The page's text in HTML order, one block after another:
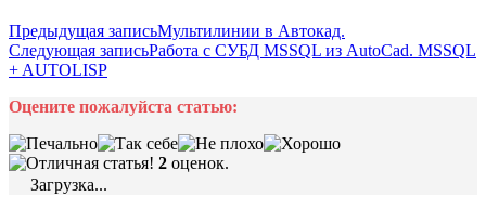
Предыдущая записьМультилинии в Автокад.
Следующая записьРабота с СУБД MSSQL из AutoCad. MSSQL
+ AUTOLISP
Оцените пожалуйста статью:
2 оценок.
Загрузка...